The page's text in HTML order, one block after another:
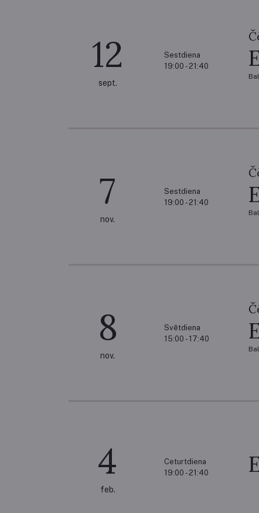
12
sept.
Sestdiena
19:00 - 21:40
7
nov.
Sestdiena
19:00 - 21:40
8
nov.
Svētdiena
15:00 - 17:40
4
feb.
Ceturtdiena
19:00 - 21:40